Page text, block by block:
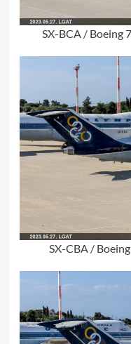
SX-BCA / Boeing
SX-CBA /